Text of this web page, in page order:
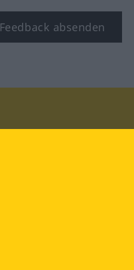
Feedback absenden